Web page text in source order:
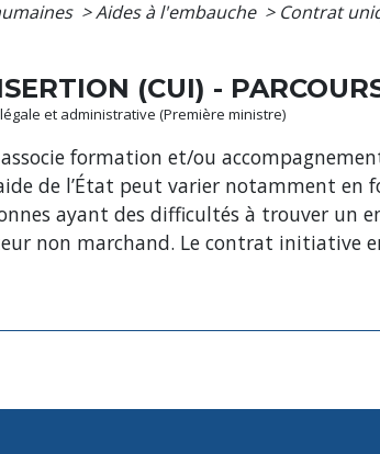
>Aides à l'embauche > Contrat
(CUI) -
et administrative (Première ministre)
formation et/ou
de l’État peut varier notamment en
ayant des difficultés à trouver un
non marchand. Le contrat initiative